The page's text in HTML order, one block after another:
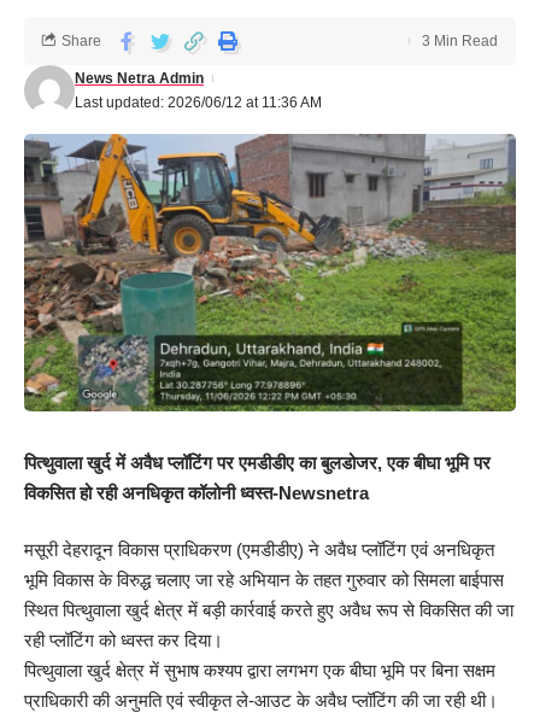
Last updated: 2026/06/12 at 11:36 AM
News Netra Admin
Share 3 Min Read
पित्थुवाला खुर्द में अवैध प्लॉटिंग पर एमडीडीए का बुलडोजर, एक बीघा भूमि पर
विकसित हो रही अनधिकृत कॉलोनी ध्वस्त-Newsnetra
मसूरी देहरादून विकास प्राधिकरण (एमडीडीए) ने अवैध प्लॉटिंग एवं अनधिकृत
भूमि विकास के विरुद्ध चलाए जा रहे अभियान के तहत गुरुवार को सिमला बाईपास
स्थित पित्थुवाला खुर्द क्षेत्र में बड़ी कार्रवाई करते हुए अवैध रूप से विकसित की जा
रही प्लॉटिंग को ध्वस्त कर दिया।
पित्थुवाला खुर्द क्षेत्र में सुभाष कश्यप द्वारा लगभग एक बीघा भूमि पर बिना सक्षम
प्राधिकारी की अनुमति एवं स्वीकृत ले-आउट के अवैध प्लॉटिंग की जा रही थी।